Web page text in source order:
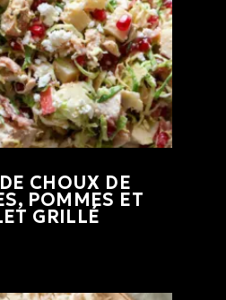
CHOUX DE
POMMES ET
GRILLÉ